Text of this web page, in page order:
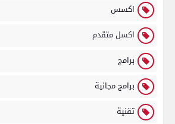
اكسس
اكسل متقدم
برامج
برامج مجانية
تقنية